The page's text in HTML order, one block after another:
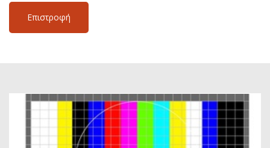
Επιστροφή